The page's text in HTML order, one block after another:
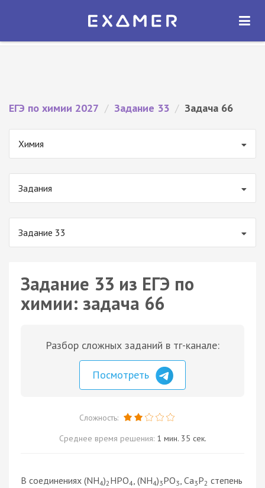
Экзамер — ЕГЭ 2027
ОТКРЫТЬ
ЕГЭ по химии 2027 / Задание 33 / Задача 66
Химия
Задания
Задание 33
Задание 33 из ЕГЭ по
химии: задача 66
Разбор сложных заданий в тг-канале:
Посмотреть
Сложность:
Среднее время решения: 1 мин. 35 сек.
В соединениях (NH4)2 HPO4 , (NH4)3PO3 , Ca3P2 степень